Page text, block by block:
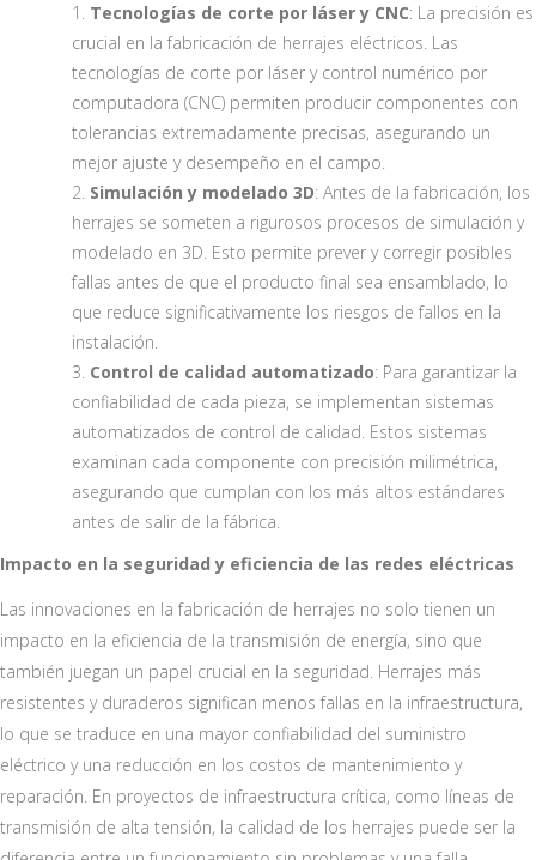
Tecnologías de corte por láser y CNC: La precisión es
crucial en la fabricación de herrajes eléctricos. Las
tecnologías de corte por láser y control numérico por
computadora (CNC) permiten producir componentes con
tolerancias extremadamente precisas, asegurando un
mejor ajuste y desempeño en el campo.
Simulación y modelado 3D: Antes de la fabricación, los
herrajes se someten a rigurosos procesos de simulación y
modelado en 3D. Esto permite prever y corregir posibles
fallas antes de que el producto final sea ensamblado, lo
que reduce significativamente los riesgos de fallos en la
instalación.
Control de calidad automatizado: Para garantizar la
confiabilidad de cada pieza, se implementan sistemas
automatizados de control de calidad. Estos sistemas
examinan cada componente con precisión milimétrica,
asegurando que cumplan con los más altos estándares
antes de salir de la fábrica.
Impacto en la seguridad y eficiencia de las redes eléctricas
Las innovaciones en la fabricación de herrajes no solo tienen un
impacto en la eficiencia de la transmisión de energía, sino que
también juegan un papel crucial en la seguridad. Herrajes más
resistentes y duraderos significan menos fallas en la infraestructura,
lo que se traduce en una mayor confiabilidad del suministro
eléctrico y una reducción en los costos de mantenimiento y
reparación. En proyectos de infraestructura crítica, como líneas de
transmisión de alta tensión, la calidad de los herrajes puede ser la